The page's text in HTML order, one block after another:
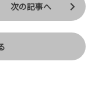
次の記事へ